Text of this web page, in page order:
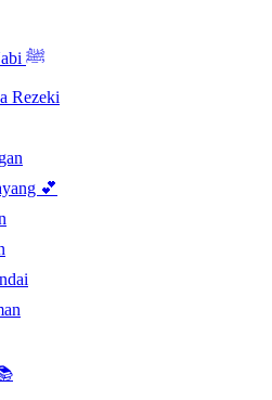
Inspirasi Nama Sahabat Nabi ﷺ
Rezeki
💕